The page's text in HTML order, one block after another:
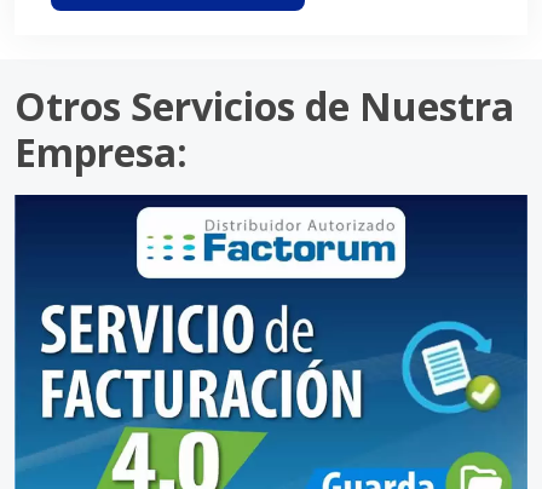
Otros Servicios de Nuestra
Empresa: